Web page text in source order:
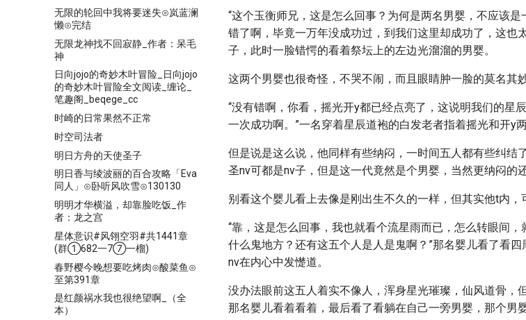
无限的轮回中我将要迷失⊙岚蓝澜
懒⊙完结
无限龙神找不回寂静_作者：呆毛
神
日向jojo的奇妙木叶冒险_日向jojo
的奇妙木叶冒险全文阅读_缠论_
笔趣阁_beqege_cc
时崎的日常果然不正常
时空司法者
明日方舟的天使圣子
明日香与绫波丽的百合攻略「Eva
同人」⊙卧听风吹雪⊙130130
明明才华横溢，却靠脸吃饭_作
者：龙之宫
星体意识#风翎空羽#共1441章
(群①682一7⑦一榴)
春野樱今晚想要吃烤肉⊙酸菜鱼⊙
至第391章
是红颜祸水我也很绝望啊_（全
本）
“这个玉衡师兄，这是怎么回事？为何是两名男婴，不应该
错了啊，毕竟一万年没成功过，到我们这里却成功了，这也
子，此时一脸错愕的看着祭坛上的左边光溜溜的男婴。
这两个男婴也很奇怪，不哭不闹，而且眼睛肿一脸的莫名其
“没有错啊，你看，摇光开y都已经点亮了，这说明我们的星
一次成功啊。”一名穿着星辰道袍的白发老者指着摇光和开y
但是说是这么说，他同样有些纳闷，一时间五人都有些纠结
圣nv可都是nv子，但是这一代竟然是个男婴，当然更纳闷的
别看这个婴儿看上去像是刚出生不久的一样，但其实他t内，
“靠，这是怎么回事，我也就看个流星雨而已，怎么转眼间
什么鬼地方？还有这五个人是人是鬼啊？”那名婴儿看了看
nv在内心中发憷道。
没办法眼前这五人着实不像人，浑身星光璀璨，仙风道骨，
那名婴儿看着看着，最后看了看躺在自己一旁男婴，那个男